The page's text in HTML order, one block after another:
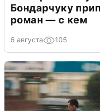
Бондарчуку
роман — с кем
6 августа 105